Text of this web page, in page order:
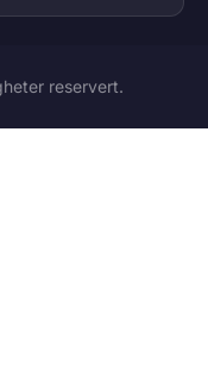
reservert.